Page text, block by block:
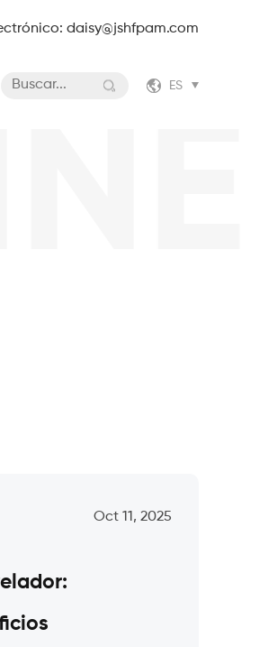
daisy@jshfpam.com
ES
Oct 11, 2025